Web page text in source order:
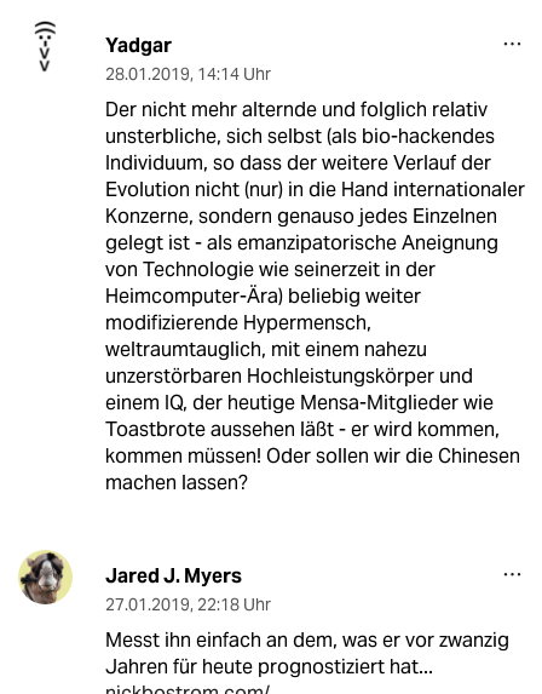
Yadgar
28.01.2019, 14:14 Uhr
Der nicht mehr alternde und folglich relativ
unsterbliche, sich selbst (als bio-hackendes
Individuum, so dass der weitere Verlauf der
Evolution nicht (nur) in die Hand internationaler
Konzerne, sondern genauso jedes Einzelnen
gelegt ist - als emanzipatorische Aneignung
von Technologie wie seinerzeit in der
Heimcomputer-Ära) beliebig weiter
modifizierende Hypermensch,
weltraumtauglich, mit einem nahezu
unzerstörbaren Hochleistungskörper und
einem IQ, der heutige Mensa-Mitglieder wie
Toastbrote aussehen läßt - er wird kommen,
kommen müssen! Oder sollen wir die Chinesen
machen lassen?
Jared J. Myers
27.01.2019, 22:18 Uhr
Messt ihn einfach an dem, was er vor zwanzig
Jahren für heute prognostiziert hat...